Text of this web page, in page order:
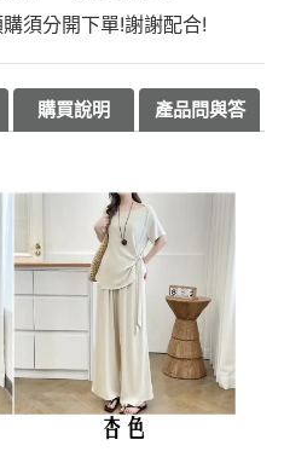
須分開下單!謝謝配合!
購買說明 產品問與答